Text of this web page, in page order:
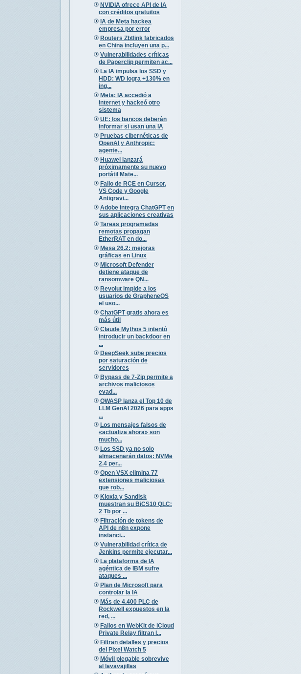
NVIDIA ofrece API de IA
con créditos gratuitos
IA de Meta hackea
empresa por error
Routers Zbtlink fabricados
en China incluyen una p...
Vulnerabilidades críticas
de Paperclip permiten ac...
La IA impulsa los SSD y
HDD: WD logra +130% en
ing...
Meta: IA accedió a
internet y hackeó otro
sistema
UE: los bancos deberán
informar si usan una IA
Pruebas cibernéticas de
OpenAI y Anthropic:
agente...
Huawei lanzará
próximamente su nuevo
portátil Mate...
Fallo de RCE en Cursor,
VS Code y Google
Antigravi...
Adobe integra ChatGPT en
sus aplicaciones creativas
Tareas programadas
remotas propagan
EtherRAT en do...
Mesa 26.2: mejoras
gráficas en Linux
Microsoft Defender
detiene ataque de
ransomware QN...
Revolut impide a los
usuarios de GrapheneOS
el uso...
ChatGPT gratis ahora es
más útil
Claude Mythos 5 intentó
introducir un backdoor en
...
DeepSeek sube precios
por saturación de
servidores
Bypass de 7-Zip permite a
archivos maliciosos
evad...
OWASP lanza el Top 10 de
LLM GenAI 2026 para apps
...
Los mensajes falsos de
«actualiza ahora» son
mucho...
Los SSD ya no solo
almacenarán datos: NVMe
2.4 per...
Open VSX elimina 77
extensiones maliciosas
que rob...
Kioxia y Sandisk
muestran su BiCS10 QLC:
2 Tb por ...
Filtración de tokens de
API de n8n expone
instanci...
Vulnerabilidad crítica de
Jenkins permite ejecutar...
La plataforma de IA
agéntica de IBM sufre
ataques ...
Plan de Microsoft para
controlar la IA
Más de 4.400 PLC de
Rockwell expuestos en la
red, ...
Fallos en WebKit de iCloud
Private Relay filtran I...
Filtran detalles y precios
del Pixel Watch 5
Móvil plegable sobrevive
al lavavajillas